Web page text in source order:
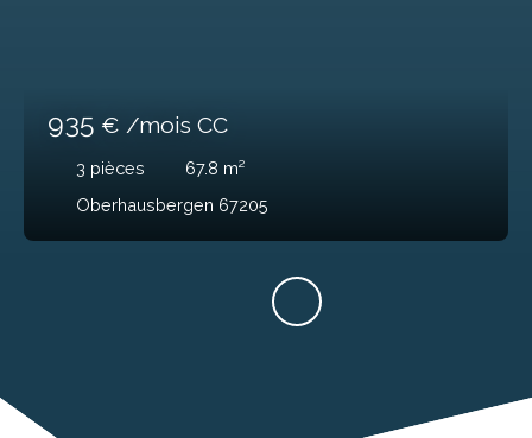
935 € /mois CC
3 pièces 67.8 m²
Oberhausbergen 67205